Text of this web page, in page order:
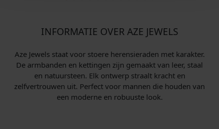
INFORMATIE OVER AZE JEWELS
Aze Jewels staat voor stoere heren­sieraden met karakter.
De armbanden en kettingen zijn gemaakt van leer, staal
en natuursteen. Elk ontwerp straalt kracht en
zelfvertrouwen uit. Perfect voor mannen die houden van
een moderne en robuuste look.